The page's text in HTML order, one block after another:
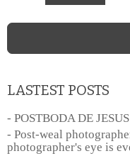
LASTEST POSTS
- POSTBODA DE
- Post-weal
photographer's eye is